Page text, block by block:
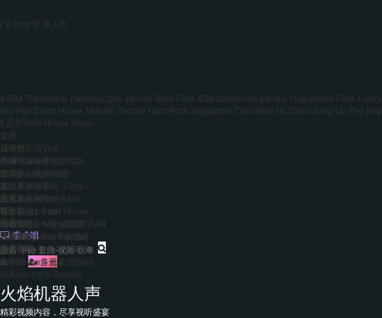
节 妇女节 愚人节
IDM Trancestep Darkstep Dub Techno Baile Funk IDM Dancecore Electro Progressive Funk Funky
Pop Dutch House Melodic Techno Hard Rock Raggacore Dancehall Nu Disco Jump Up Pop Rap
反拍Tech House Disco
套曲
越南鼓歌路Vina
前场House多元素歌路
主场多元素set套曲
多元素商业歌路（后场）
江南霓虹网红特色set
中文Bounce Set
Hard140-150硬核歌路
EDM&Bigroom中场思路
Bounce多元素商业歌路
PsyTrance多元素现场set
韩风set小厅K-Bounce
压缩包
外网单曲压缩包
韩国boune压缩包
迷音单曲歌单
精选单曲压缩包
【合集包】Tech House
【合集包】中文/越南风VIAN
【合集包】Psy Trance
视频
歌单
DJ
音乐人
艺术家
免费
VIP
主题包
免费套曲
每日福利
AI
干声制作
套曲制作
音乐制作
转换
客户端
登录 注册
火焰机器人声
精彩视频内容，尽享视听盛宴